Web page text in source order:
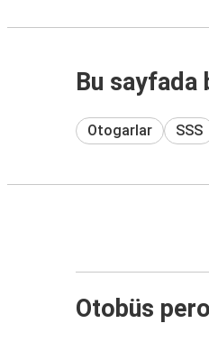
Bu sayfada
Otogarlar SSS
Otobüs